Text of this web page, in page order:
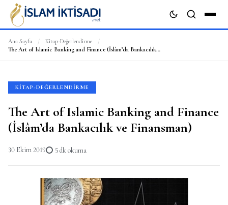
ARA
Ana Sayfa / Kitap-Değerlendirme
/
The Art of Islamic Banking and Finance (İslâm’da Bankacılık ve Finansman)
KITAP-DEĞERLENDIRME
The Art of Islamic Banking and Finance
(İslâm’da Bankacılık ve Finansman)
30 Ekim 2019 5 dk okuma